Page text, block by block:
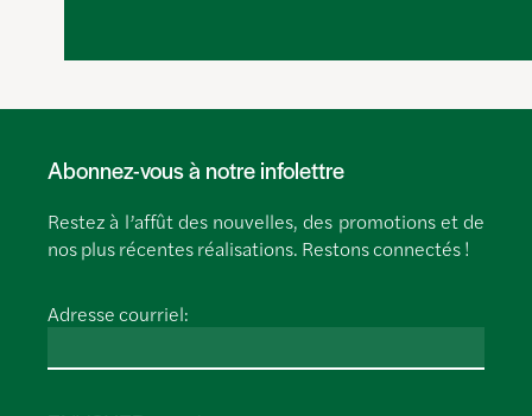
Abonnez-vous à notre infolettre
Restez à l’affût des nouvelles, des promotions et de
nos plus récentes réalisations. Restons connectés !
Adresse courriel: